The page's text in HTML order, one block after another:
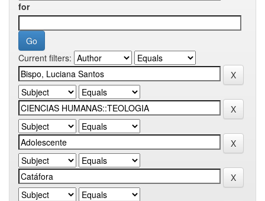
for
Current filters: